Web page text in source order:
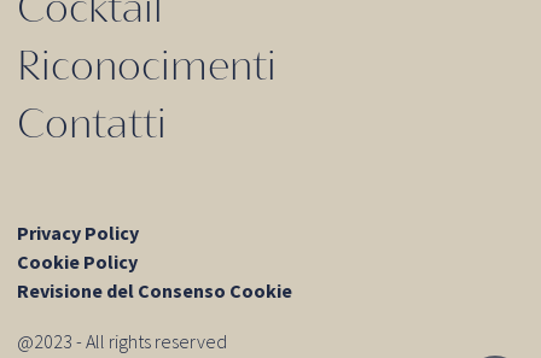
Riconocimenti
Contatti
Privacy Policy
Cookie Policy
Revisione del Consenso Cookie
@2023 - All rights reserved